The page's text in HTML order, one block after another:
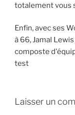
totalement vous
Enfin, avec ses
à 66, Jamal
composte
test
Laisser un